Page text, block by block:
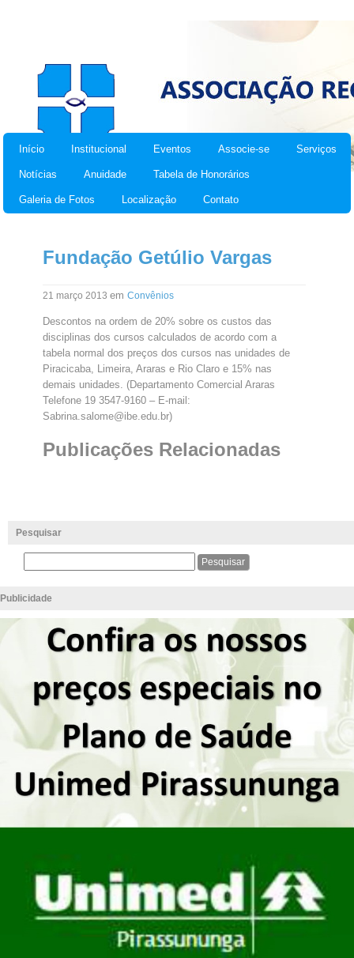
Início Institucional Eventos Associe-se Serviços
Notícias Anuidade Tabela de Honorários
Galeria de Fotos Localização Contato
Fundação Getúlio Vargas
21 março 2013 em Convênios
Descontos na ordem de 20% sobre os custos das
disciplinas dos cursos calculados de acordo com a
tabela normal dos preços dos cursos nas unidades de
Piracicaba, Limeira, Araras e Rio Claro e 15% nas
demais unidades. (Departamento Comercial Araras
Telefone 19 3547-9160 – E-mail:
Sabrina.salome@ibe.edu.br)
Publicações Relacionadas
Pesquisar
Publicidade